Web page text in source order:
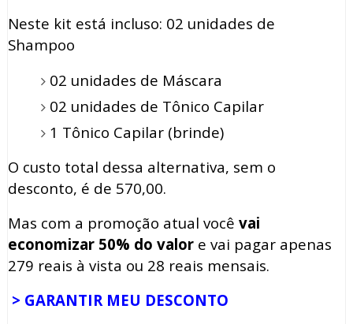
Neste kit está incluso: 02 unidades de
Shampoo
02 unidades de Máscara
02 unidades de Tônico Capilar
1 Tônico Capilar (brinde)
O custo total dessa alternativa, sem o
desconto, é de 570,00.
Mas com a promoção atual você vai
economizar 50% do valore vai pagar apenas
279 reais à vista ou 28 reais mensais.
> GARANTIR MEU DESCONTO